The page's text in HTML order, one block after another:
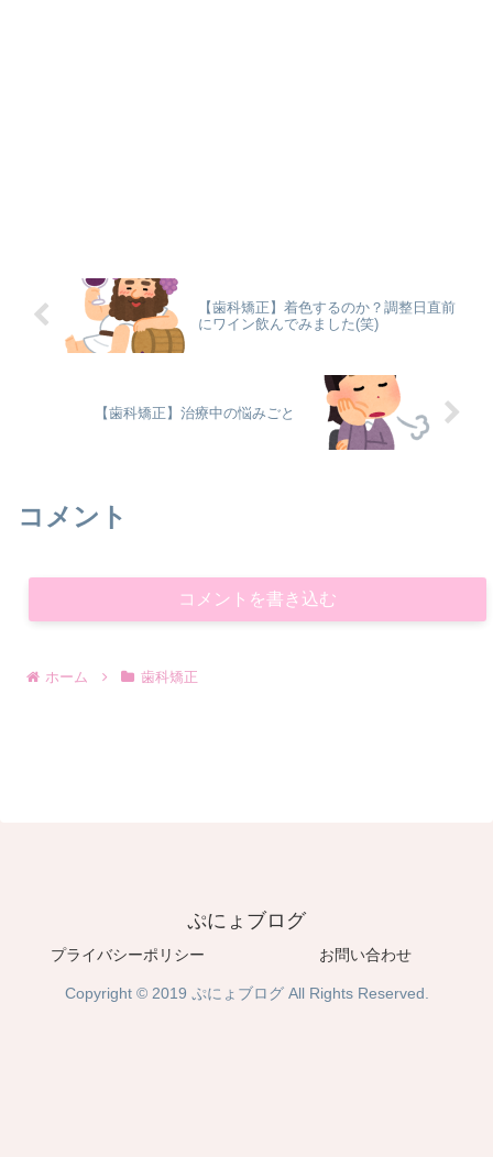
【歯科矯正】着色するのか？調整日直前
にワイン飲んでみました(笑)
【歯科矯正】治療中の悩みごと
コメント
コメントを書き込む
ホーム 歯科矯正
ぷにょブログ
プライバシーポリシー お問い合わせ
Copyright © 2019 ぷにょブログ All Rights Reserved.